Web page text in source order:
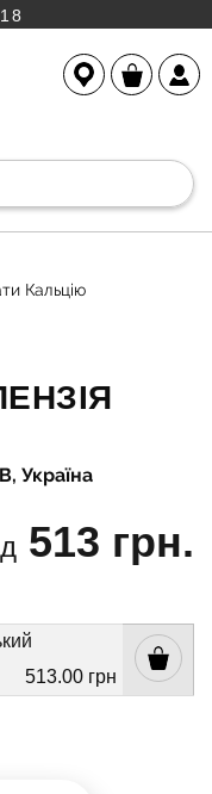
Кальцію
Україна
513 грн.
513.00 грн